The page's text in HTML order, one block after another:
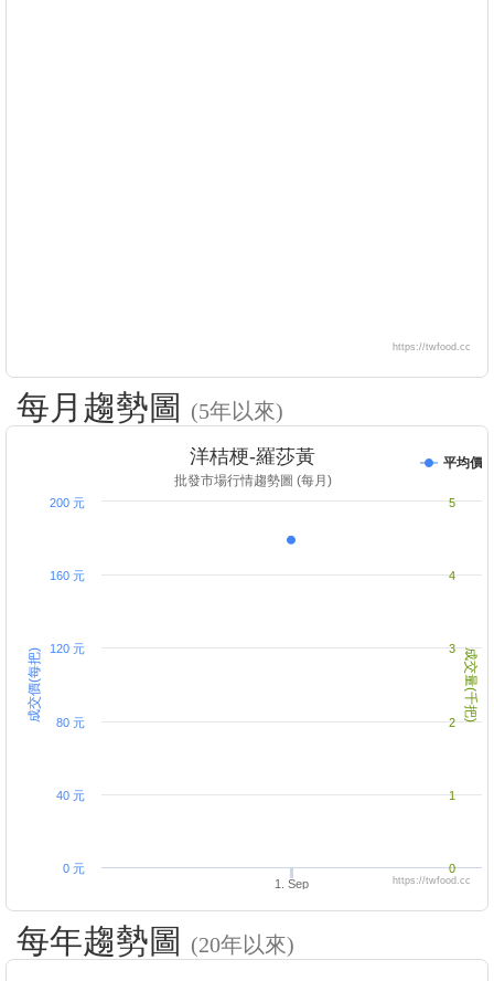
https://twfood.cc
每月趨勢圖 (5年以來)
成交價(每把) 成交量(千把)
洋桔梗-羅莎黃
批發市場行情趨勢圖 (每月)
平均價
1. Sep
0 元
40 元
80 元
120 元
160 元
200 元
0
1
2
3
4
5
https://twfood.cc
每年趨勢圖 (20年以來)